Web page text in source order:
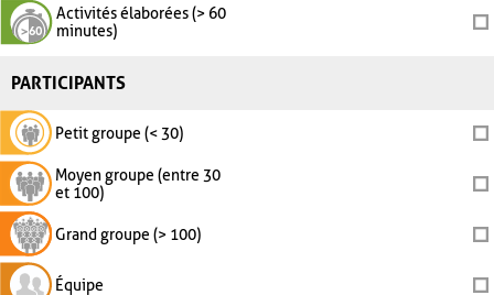
Activités élaborées (> 60
minutes)
PARTICIPANTS
Petit groupe (< 30)
Moyen groupe (entre 30
et 100)
Grand groupe (> 100)
Équipe